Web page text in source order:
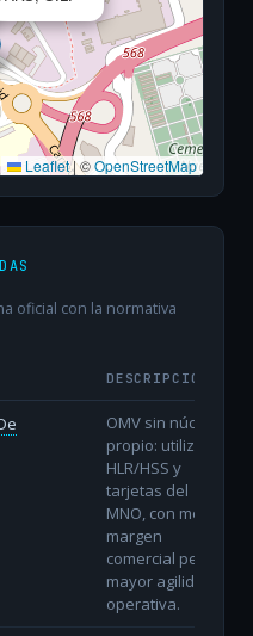
Leaflet|©OpenStreetMap
oficial con la normativa
DESCRIPCIÓN
OMV sin núcleo
propio: utiliza
HLR/HSS y
tarjetas del
MNO, con menor
margen
comercial pero
mayor agilidad
operativa.